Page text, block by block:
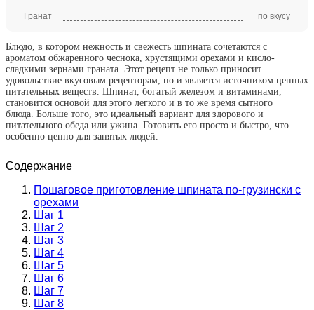
Гранат по вкусу
Блюдо, в котором нежность и свежесть шпината сочетаются с
ароматом обжаренного чеснока, хрустящими орехами и кисло-
сладкими зернами граната. Этот рецепт не только приносит
удовольствие вкусовым рецепторам, но и является источником ценных
питательных веществ. Шпинат, богатый железом и витаминами,
становится основой для этого легкого и в то же время сытного
блюда. Больше того, это идеальный вариант для здорового и
питательного обеда или ужина. Готовить его просто и быстро, что
особенно ценно для занятых людей.
Содержание
Пошаговое приготовление шпината по-грузински с
орехами
Шаг 1
Шаг 2
Шаг 3
Шаг 4
Шаг 5
Шаг 6
Шаг 7
Шаг 8